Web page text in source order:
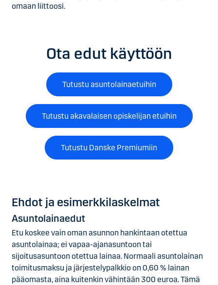
omaan liittoosi.
Ota edut käyttöön
Tutustu asuntolainaetuihin
Tutustu akavalaisen opiskelijan etuihin
Tutustu Danske Premiumiin
Ehdot ja esimerkkilaskelmat
Asuntolainaedut
Etu koskee vain oman asunnon hankintaan otettua
asuntolainaa; ei vapaa-ajanasuntoon tai
sijoitusasuntoon otettua lainaa. Normaali asuntolainan
toimitusmaksu ja järjestelypalkkio on 0,60 % lainan
pääomasta, aina kuitenkin vähintään 300 euroa. Tämä